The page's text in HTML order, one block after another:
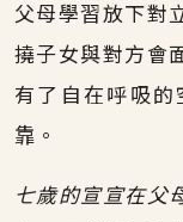
父母學習放下對
撓子女與對方會
有了自在呼吸
靠。
七歲的宣宣在父